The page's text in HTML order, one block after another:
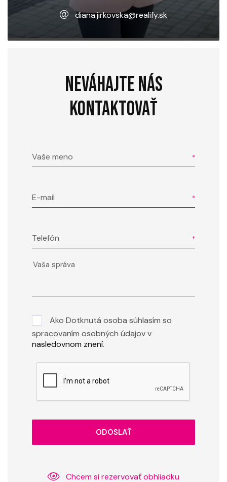
diana.jirkovska@realify.sk
NEVÁHAJTE NÁS
KONTAKTOVAŤ
Vaše meno
E-mail
Telefón
Ako Dotknutá osoba súhlasím so
spracovaním osobných údajov v
nasledovnom znení.
ODOSLAŤ
Chcem si rezervovať obhliadku